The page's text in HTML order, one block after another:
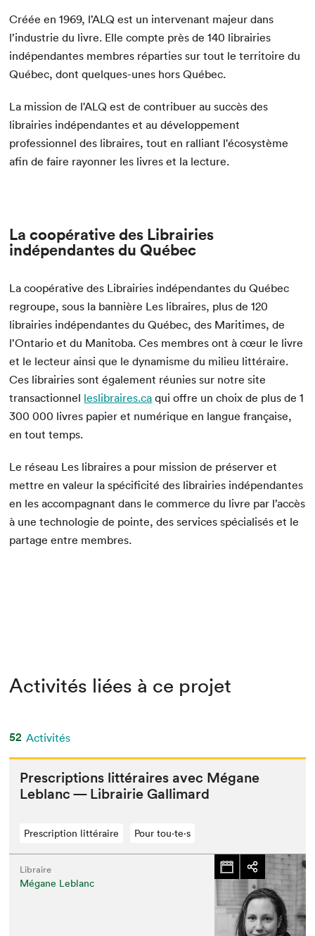
Créée en 1969, l’ALQ est un intervenant majeur dans
l’industrie du livre. Elle compte près de 140 librairies
indépendantes membres réparties sur tout le territoire du
Québec, dont quelques-unes hors Québec.
La mission de l'ALQ est de contribuer au succès des
librairies indépendantes et au développement
professionnel des libraires, tout en ralliant l'écosystème
afin de faire rayonner les livres et la lecture.
La coopérative des Librairies
indépendantes du Québec
La coopérative des Librairies indépendantes du Québec
regroupe, sous la bannière Les libraires, plus de 120
librairies indépendantes du Québec, des Maritimes, de
l’Ontario et du Manitoba. Ces membres ont à cœur le livre
et le lecteur ainsi que le dynamisme du milieu littéraire.
Ces librairies sont également réunies sur notre site
transactionnel leslibraires.ca qui offre un choix de plus de 1
300 000 livres papier et numérique en langue française,
en tout temps.
Le réseau Les libraires a pour mission de préserver et
mettre en valeur la spécificité des librairies indépendantes
en les accompagnant dans le commerce du livre par l’accès
à une technologie de pointe, des services spécialisés et le
partage entre membres.
Activités liées à ce projet
52 Activités
Pre­scrip­tions lit­téraires avec Mégane
Leblanc — Librairie Gallimard
Prescription littéraire Pour tou⋅te⋅s
Libraire
Mégane Leblanc